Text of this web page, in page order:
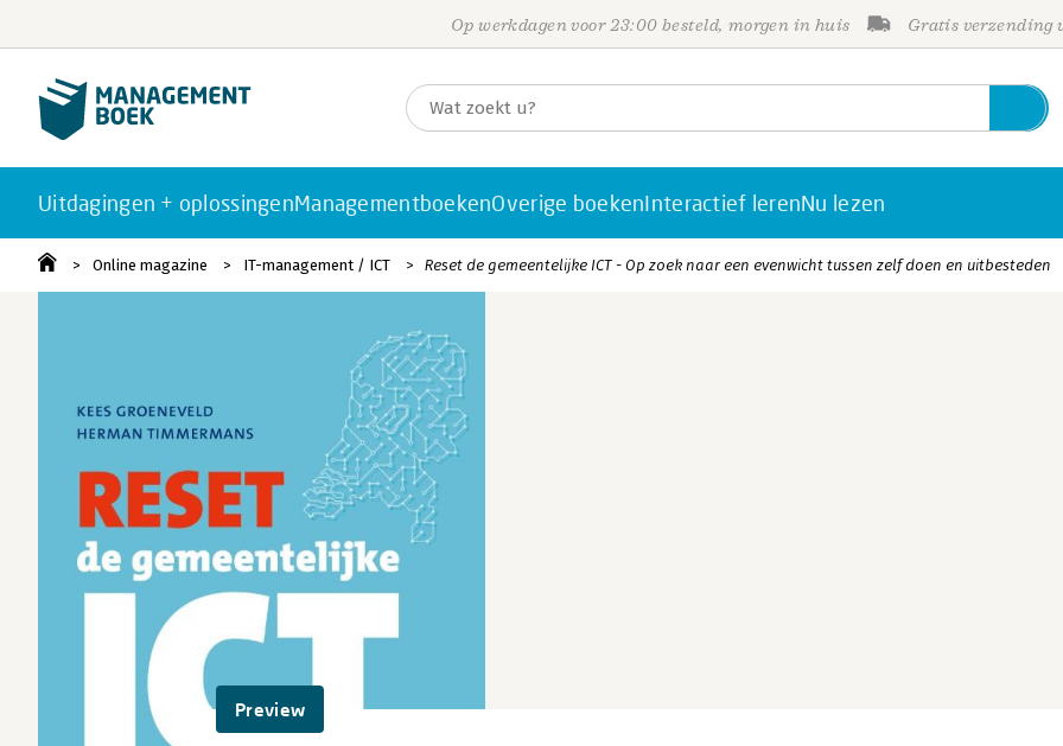
Op werkdagen voor 23:00 besteld, morgen in huis Gratis verzending
Uitdagingen + oplossingenManagementboekenOverige boekenInteractief lerenNu lezen
Online magazine IT-management / ICT Reset de gemeentelijke ICT - Op zoek naar een evenwicht tussen zelf doen en uitbesteden
Preview